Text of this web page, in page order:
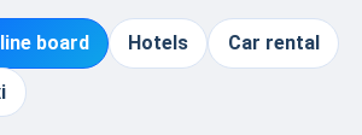
board Hotels Car rental